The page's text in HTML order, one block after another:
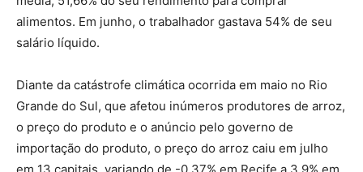
alimentos. Em junho, o trabalhador gastava 54% de seu
salário líquido.
Diante da catástrofe climática ocorrida em maio no Rio
Grande do Sul, que afetou inúmeros produtores de arroz,
o preço do produto e o anúncio pelo governo de
importação do produto, o preço do arroz caiu em julho